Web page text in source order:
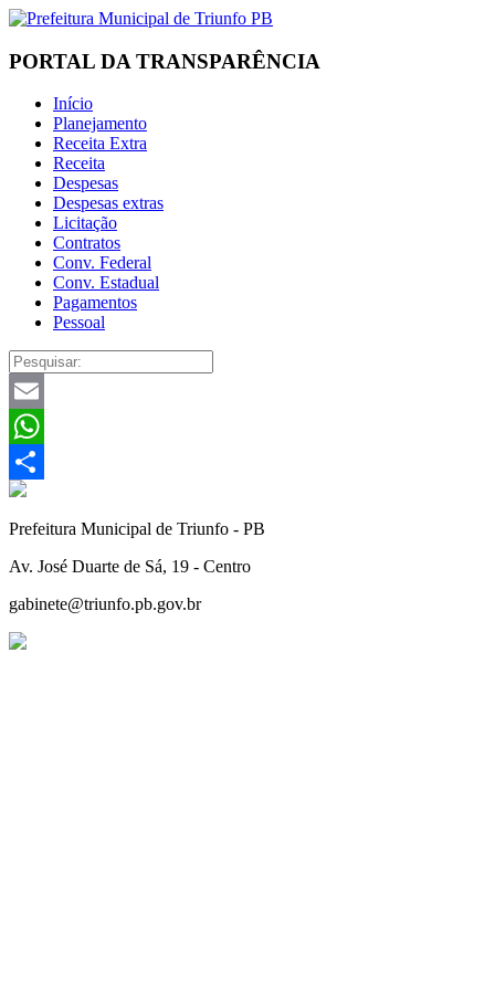
PORTAL DA TRANSPARÊNCIA
Início
Planejamento
Receita Extra
Receita
Despesas
Despesas extras
Licitação
Contratos
Conv. Federal
Conv. Estadual
Pagamentos
Pessoal
Email
WhatsApp
Share
Prefeitura Municipal de Triunfo - PB
Av. José Duarte de Sá, 19 - Centro
gabinete@triunfo.pb.gov.br